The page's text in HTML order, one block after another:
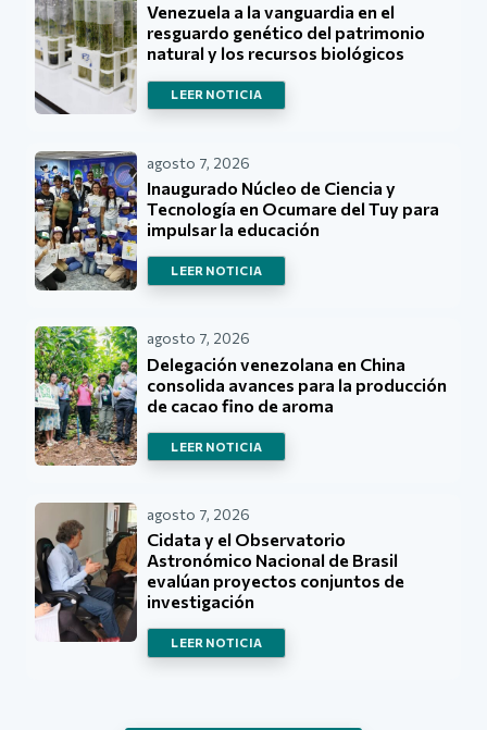
Venezuela a la vanguardia en el
resguardo genético del patrimonio
natural y los recursos biológicos
LEER NOTICIA
agosto 7, 2026
Inaugurado Núcleo de Ciencia y
Tecnología en Ocumare del Tuy para
impulsar la educación
LEER NOTICIA
agosto 7, 2026
Delegación venezolana en China
consolida avances para la producción
de cacao fino de aroma
LEER NOTICIA
agosto 7, 2026
Cidata y el Observatorio
Astronómico Nacional de Brasil
evalúan proyectos conjuntos de
investigación
LEER NOTICIA